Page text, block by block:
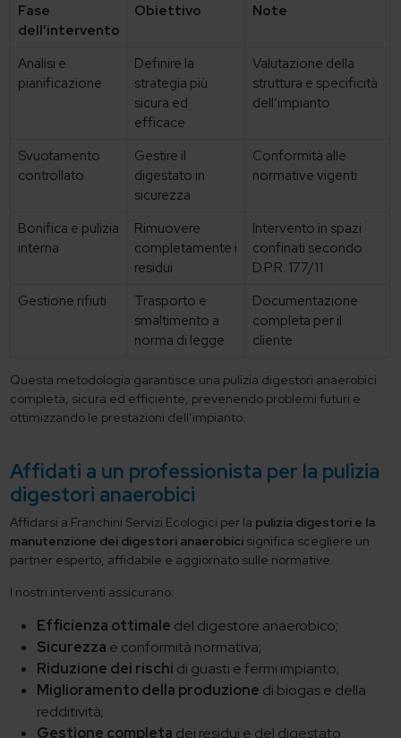
Fase
dell’intervento
Obiettivo Note
Analisi e
pianificazione
Definire la
strategia più
sicura ed
efficace
Valutazione della
struttura e specificità
dell’impianto
Svuotamento
controllato
Gestire il
digestato in
sicurezza
Conformità alle
normative vigenti
Bonifica e pulizia
interna
Rimuovere
completamente i
residui
Intervento in spazi
confinati secondo
D.P.R. 177/11
Gestione rifiuti
Trasporto e
smaltimento a
norma di legge
Documentazione
completa per il
cliente
Questa metodologia garantisce una pulizia digestori anaerobici
completa, sicura ed efficiente, prevenendo problemi futuri e
ottimizzando le prestazioni dell’impianto.
Affidati a un professionista per la pulizia
digestori anaerobici
Affidarsi a Franchini Servizi Ecologici per la pulizia digestori e la
manutenzione dei digestori anaerobici significa scegliere un
partner esperto, affidabile e aggiornato sulle normative.
I nostri interventi assicurano:
Efficienza ottimale del digestore anaerobico;
Sicurezza e conformità normativa;
Riduzione dei rischi di guasti e fermi impianto;
Miglioramento della produzione di biogas e della
redditività;
Gestione completa dei residui e del digestato